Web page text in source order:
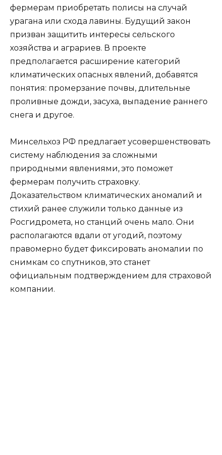
фермерам приобретать полисы на случай
урагана или схода лавины. Будущий закон
призван защитить интересы сельского
хозяйства и аграриев. В проекте
предполагается расширение категорий
климатических опасных явлений, добавятся
понятия: промерзание почвы, длительные
проливные дожди, засуха, выпадение раннего
снега и другое.
Минсельхоз РФ предлагает усовершенствовать
систему наблюдения за сложными
природными явлениями, это поможет
фермерам получить страховку.
Доказательством климатических аномалий и
стихий ранее служили только данные из
Росгидромета, но станций очень мало. Они
располагаются вдали от угодий, поэтому
правомерно будет фиксировать аномалии по
снимкам со спутников, это станет
официальным подтверждением для страховой
компании.